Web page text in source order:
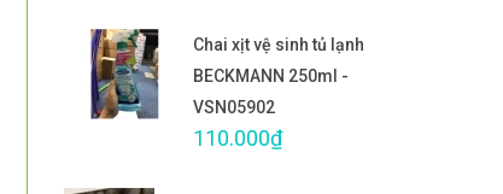
Chai xịt vệ sinh tủ lạnh
BECKMANN 250ml -
VSN05902
110.000₫